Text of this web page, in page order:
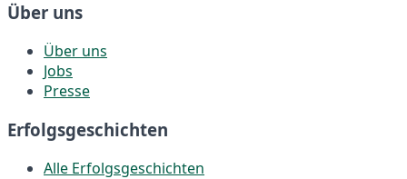
Über uns
Über uns
Jobs
Presse
Erfolgsgeschichten
Alle Erfolgsgeschichten